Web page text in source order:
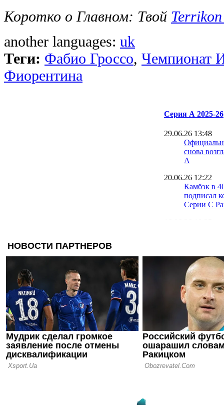
Коротко о Главном: Твой
another languages: uk
Теги: Фабио Гроссо, Чемпионат
Фиорентина
Серия А 2025-26
29.06.26 13:48
снова
А
20.06.26 12:22
Камбэк в
подписал
Серии C
16.06.26 19:25
Капелло:
Аморима
в
15.06.26 13:22
Милан
тренером